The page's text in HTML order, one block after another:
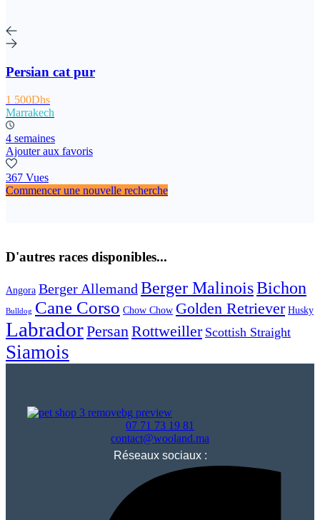
Persian cat pur
1 500Dhs
Marrakech
4 semaines
Ajouter aux favoris
367 Vues
Commencer une nouvelle recherche
D'autres races disponibles...
Angora Berger Allemand Berger MalinoisBichon
Bulldog Cane Corso Chow Chow Golden Retriever Husky
LabradorPersan Rottweiller Scottish Straight
Siamois
07 71 73 19 81
contact@wooland.ma
Réseaux sociaux :